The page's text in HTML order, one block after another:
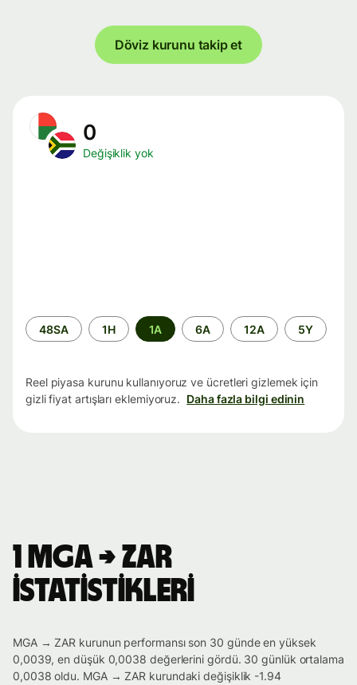
Döviz kurunu takip et
0
Değişiklik yok
Zaman
aralığı
48SA 1H 1A 6A 12A 5Y
Reel piyasa kurunu kullanıyoruz ve ücretleri gizlemek için
gizli fiyat artışları eklemiyoruz. Daha fazla bilgi edinin
1 MGA → ZAR
istatistikleri
MGA → ZAR kurunun performansı son 30 günde en yüksek
0,0039, en düşük 0,0038 değerlerini gördü. 30 günlük ortalama
0,0038 oldu. MGA → ZAR kurundaki değişiklik -1.94